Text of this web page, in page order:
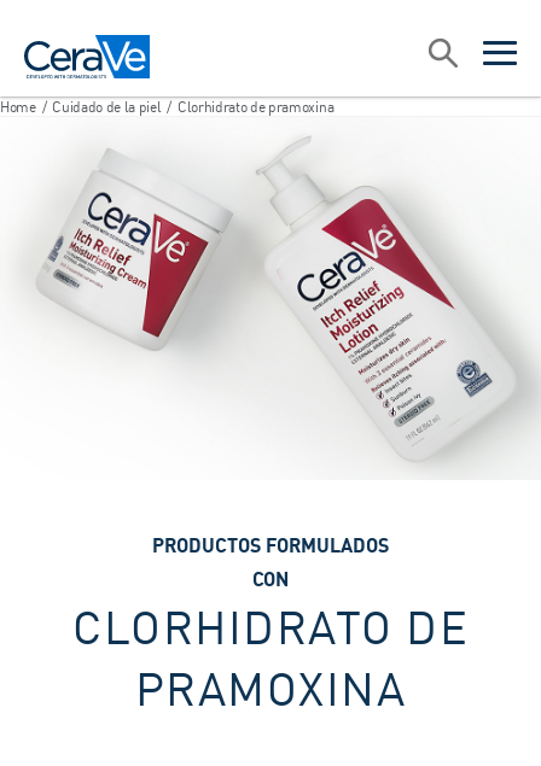
open
open
Search
Home / Cuidado de la piel / Clorhidrato de pramoxina
PRODUCTOS FORMULADOS
CON
CLORHIDRATO DE
PRAMOXINA